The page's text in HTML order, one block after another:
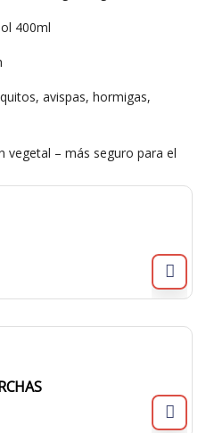
400ml
avispas, hormigas,
vegetal – más seguro para el